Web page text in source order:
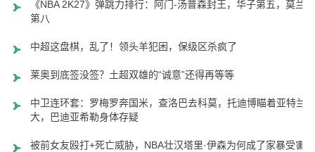
《NBA 2K27》弹跳力排行：阿门-汤普森封王，华子第五，莫兰特
第八
中超这盘棋，乱了！领头羊犯困，保级区杀疯了
莱奥到底签没签？土超双雄的“诚意”还得再等等
中卫连环套：罗梅罗奔国米，查洛巴去科莫，托迪博瞄着亚特兰
大，巴迪亚希勒身体存疑
被前女友殴打+死亡威胁，NBA壮汉塔里·伊森为何成了家暴受害